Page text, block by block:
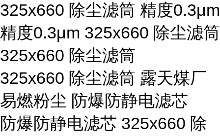
325x660 除尘滤筒 精度0.3μm
精度0.3μm 325x660 除尘滤筒
325x660 除尘滤筒
325x660 除尘滤筒 露天煤厂
易燃粉尘 防爆防静电滤芯
防爆防静电滤芯 325x660 除